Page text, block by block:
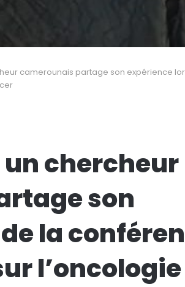
camerounais partage son expérience
chercheur
son
la